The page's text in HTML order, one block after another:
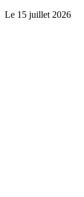
Le 15 juillet 2026